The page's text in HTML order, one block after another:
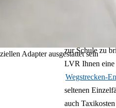
Möglichkeit
einem
zur Schule zu
LVR Ihnen eine
Wegstrecken-
seltenen
auch
Adapter ausgestattet sein